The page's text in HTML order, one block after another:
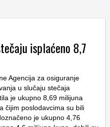
isplaćeno 8,7
Agencija za osiguranje
u slučaju stečaja
je ukupno 8,69 milijuna
čijim poslodavcima su bili
je ukupno 4,76